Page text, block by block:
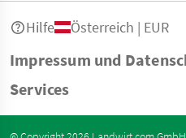
Impressum und
Services
Hilfe Österreich | EUR